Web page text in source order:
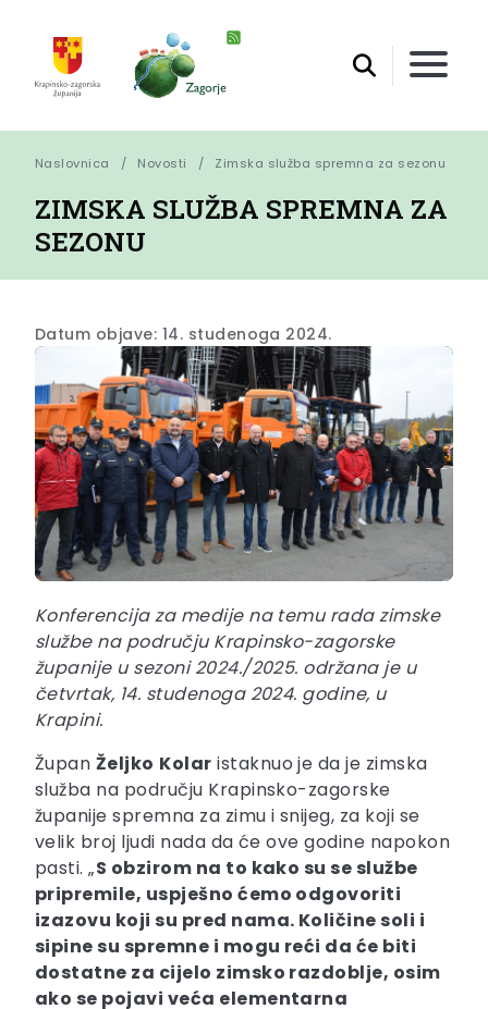
Naslovnica Novosti Zimska služba spremna za sezonu
ZIMSKA SLUŽBA SPREMNA ZA
SEZONU
Datum objave: 14. studenoga 2024.
Konferencija za medije na temu rada zimske
službe na području Krapinsko-zagorske
županije u sezoni 2024./2025. održana je u
četvrtak, 14. studenoga 2024. godine, u
Krapini.
Župan Željko Kolar istaknuo je da je zimska
služba na području Krapinsko-zagorske
županije spremna za zimu i snijeg, za koji se
velik broj ljudi nada da će ove godine napokon
pasti. „S obzirom na to kako su se službe
pripremile, uspješno ćemo odgovoriti
izazovu koji su pred nama. Količine soli i
sipine su spremne i mogu reći da će biti
dostatne za cijelo zimsko razdoblje, osim
ako se pojavi veća elementarna